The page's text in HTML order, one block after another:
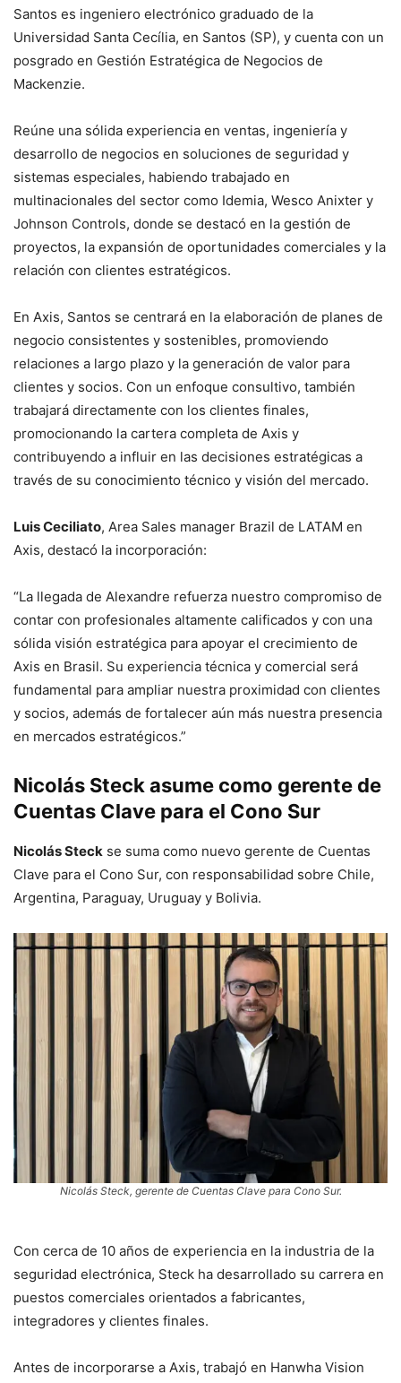
Santos es ingeniero electrónico graduado de la
Universidad Santa Cecília, en Santos (SP), y cuenta con un
posgrado en Gestión Estratégica de Negocios de
Mackenzie.
Reúne una sólida experiencia en ventas, ingeniería y
desarrollo de negocios en soluciones de seguridad y
sistemas especiales, habiendo trabajado en
multinacionales del sector como Idemia, Wesco Anixter y
Johnson Controls, donde se destacó en la gestión de
proyectos, la expansión de oportunidades comerciales y la
relación con clientes estratégicos.
En Axis, Santos se centrará en la elaboración de planes de
negocio consistentes y sostenibles, promoviendo
relaciones a largo plazo y la generación de valor para
clientes y socios. Con un enfoque consultivo, también
trabajará directamente con los clientes finales,
promocionando la cartera completa de Axis y
contribuyendo a influir en las decisiones estratégicas a
través de su conocimiento técnico y visión del mercado.
Luis Ceciliato, Area Sales manager Brazil de LATAM en
Axis, destacó la incorporación:
“La llegada de Alexandre refuerza nuestro compromiso de
contar con profesionales altamente calificados y con una
sólida visión estratégica para apoyar el crecimiento de
Axis en Brasil. Su experiencia técnica y comercial será
fundamental para ampliar nuestra proximidad con clientes
y socios, además de fortalecer aún más nuestra presencia
en mercados estratégicos.”
Nicolás Steck asume como gerente de
Cuentas Clave para el Cono Sur
Nicolás Steck se suma como nuevo gerente de Cuentas
Clave para el Cono Sur, con responsabilidad sobre Chile,
Argentina, Paraguay, Uruguay y Bolivia.
Nicolás Steck, gerente de Cuentas Clave para Cono Sur.
Con cerca de 10 años de experiencia en la industria de la
seguridad electrónica, Steck ha desarrollado su carrera en
puestos comerciales orientados a fabricantes,
integradores y clientes finales.
Antes de incorporarse a Axis, trabajó en Hanwha Vision